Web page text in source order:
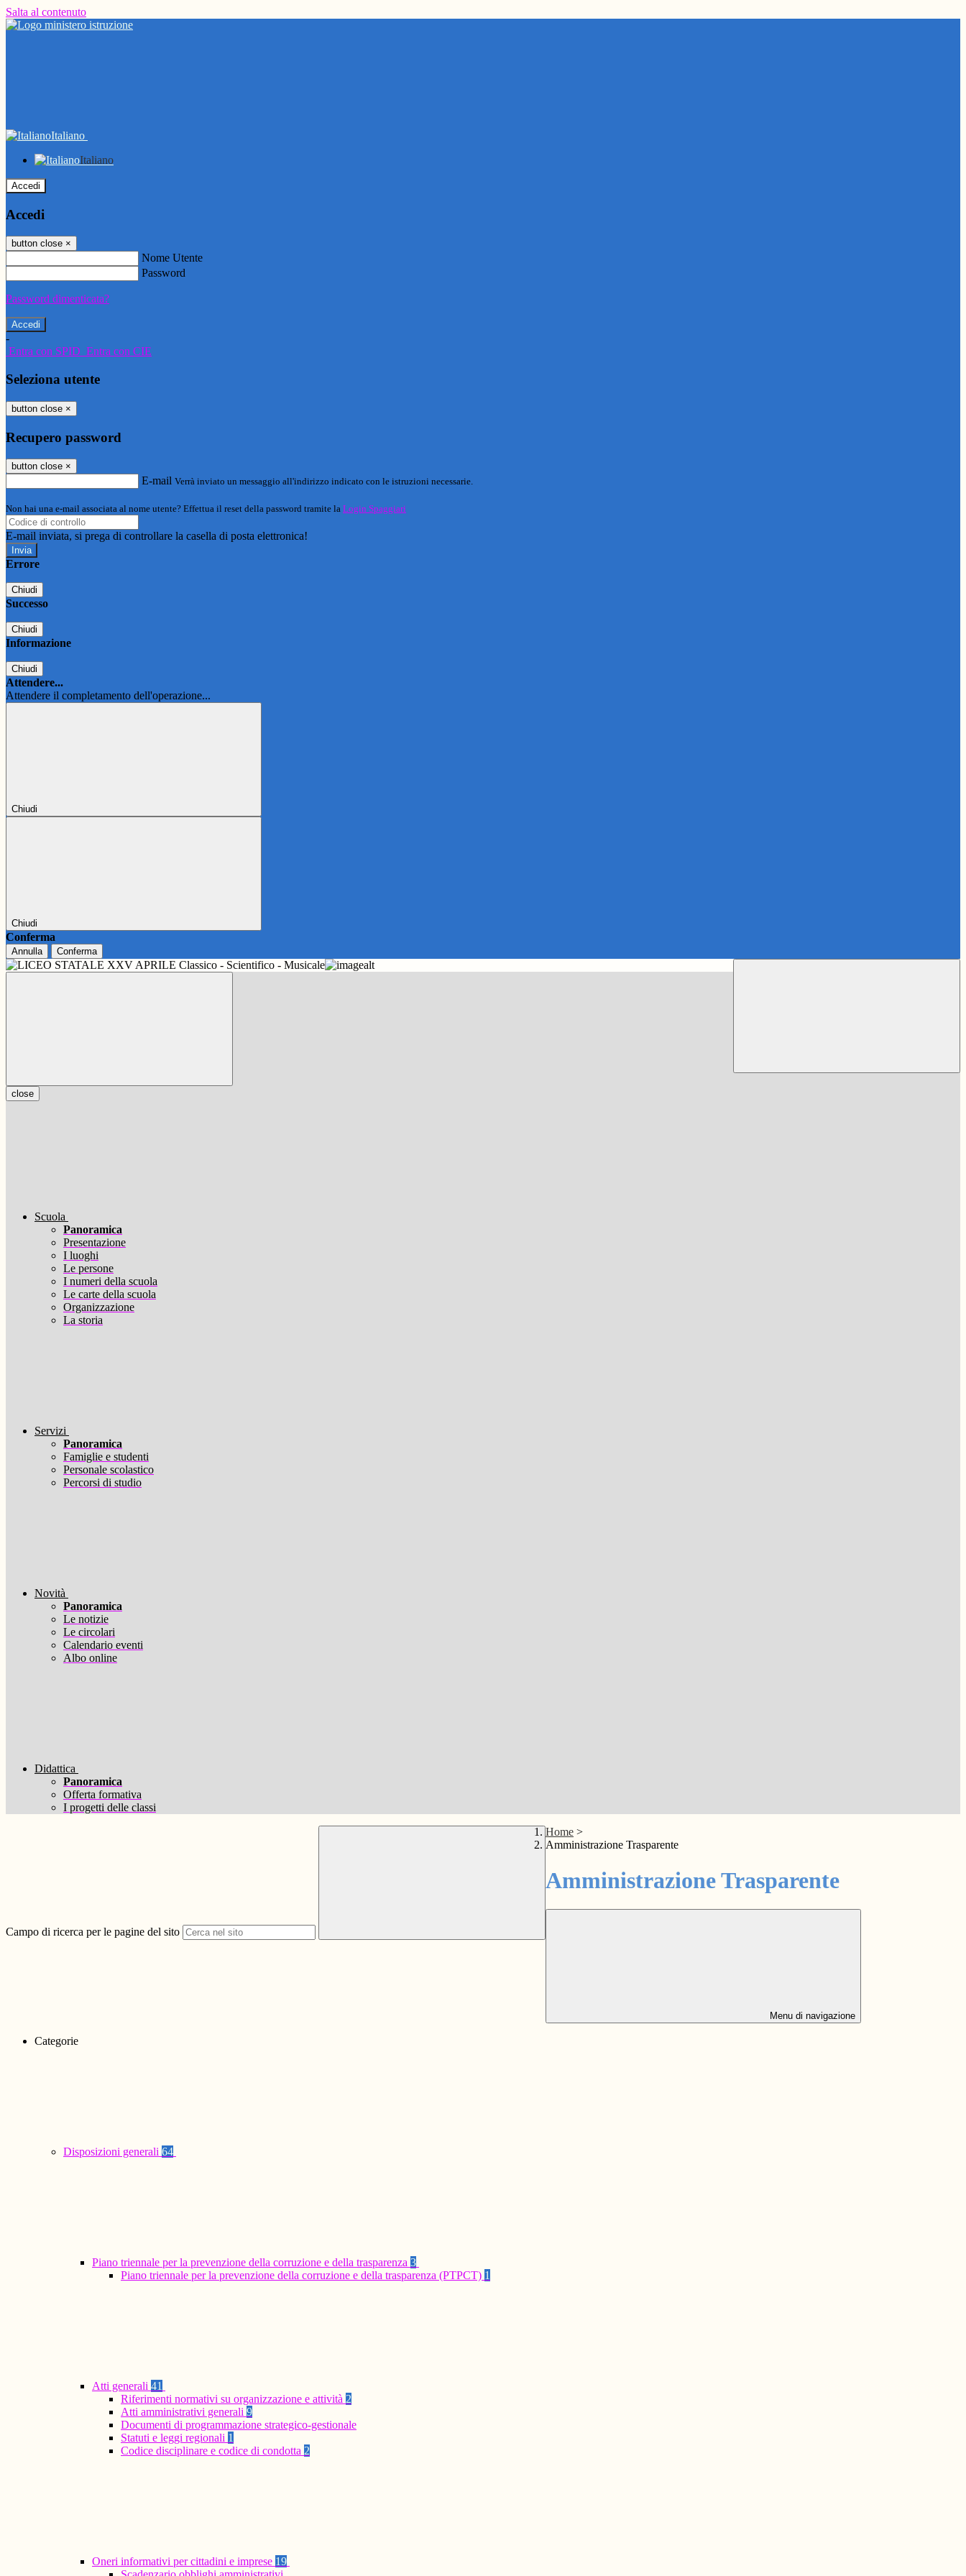
Salta al contenuto
Italiano
Italiano
Accedi
Accedi
button close ×
Nome Utente
Password
Password dimenticata?
-
Entra con SPID Entra con CIE
Seleziona utente
button close ×
Recupero password
button close ×
E-mail Verrà inviato un messaggio all'indirizzo indicato con le istruzioni necessarie.
Non hai una e-mail associata al nome utente? Effettua il reset della password tramite la Login Spaggiari
E-mail inviata, si prega di controllare la casella di posta elettronica!
Errore
Chiudi
Successo
Chiudi
Informazione
Chiudi
Attendere...
Attendere il completamento dell'operazione...
Chiudi
Chiudi
Conferma
Annulla Conferma
close
Scuola
Panoramica
Presentazione
I luoghi
Le persone
I numeri della scuola
Le carte della scuola
Organizzazione
La storia
Servizi
Panoramica
Famiglie e studenti
Personale scolastico
Percorsi di studio
Novità
Panoramica
Le notizie
Le circolari
Calendario eventi
Albo online
Didattica
Panoramica
Offerta formativa
I progetti delle classi
Campo di ricerca per le pagine del sito
Home >
Amministrazione Trasparente
Amministrazione Trasparente
Menu di navigazione
Categorie
Disposizioni generali 64
Piano triennale per la prevenzione della corruzione e della trasparenza 3
Piano triennale per la prevenzione della corruzione e della trasparenza (PTPCT) 1
Atti generali 41
Riferimenti normativi su organizzazione e attività 2
Atti amministrativi generali 9
Documenti di programmazione strategico-gestionale
Statuti e leggi regionali 1
Codice disciplinare e codice di condotta 2
Oneri informativi per cittadini e imprese 19